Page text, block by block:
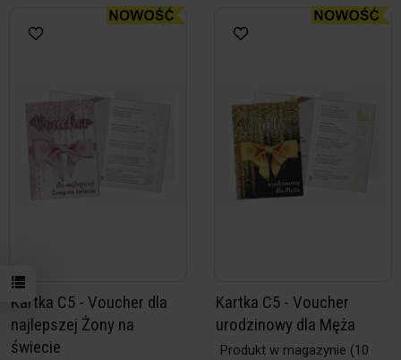
Kartka C5 - Voucher dla
najlepszej Żony na
świecie
Kartka C5 - Voucher
urodzinowy dla Męża
Produkt w magazynie (10